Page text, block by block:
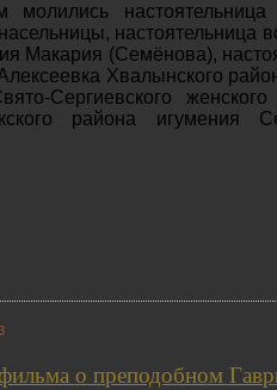
молились
настоятельница
Макария (Семёнова),
Хвалынского
Сергиевского
района игумения
о преподобном